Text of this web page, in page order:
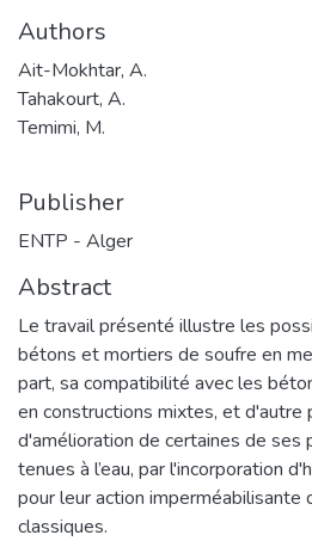
Authors
Ait-Mokhtar, A.
Tahakourt, A.
Temimi, M.
Publisher
ENTP - Alger
Abstract
Le travail présenté illustre les
bétons et mortiers de soufre en
part, sa compatibilité avec les
en constructions mixtes, et d'autre
d'amélioration de certaines de
tenues à l’eau, par l'incorporation
pour leur action imperméabilisante
classiques.